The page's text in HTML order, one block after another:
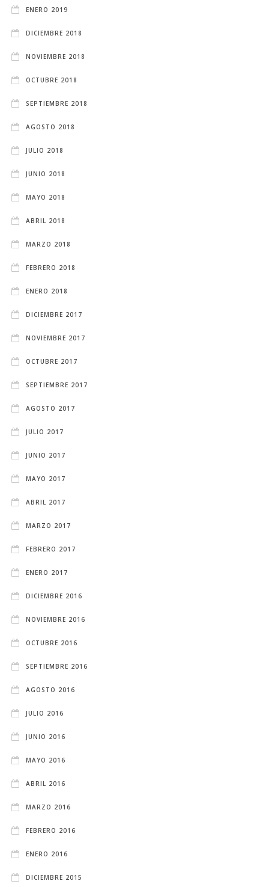
ENERO 2019
DICIEMBRE 2018
NOVIEMBRE 2018
OCTUBRE 2018
SEPTIEMBRE 2018
AGOSTO 2018
JULIO 2018
JUNIO 2018
MAYO 2018
ABRIL 2018
MARZO 2018
FEBRERO 2018
ENERO 2018
DICIEMBRE 2017
NOVIEMBRE 2017
OCTUBRE 2017
SEPTIEMBRE 2017
AGOSTO 2017
JULIO 2017
JUNIO 2017
MAYO 2017
ABRIL 2017
MARZO 2017
FEBRERO 2017
ENERO 2017
DICIEMBRE 2016
NOVIEMBRE 2016
OCTUBRE 2016
SEPTIEMBRE 2016
AGOSTO 2016
JULIO 2016
JUNIO 2016
MAYO 2016
ABRIL 2016
MARZO 2016
FEBRERO 2016
ENERO 2016
DICIEMBRE 2015